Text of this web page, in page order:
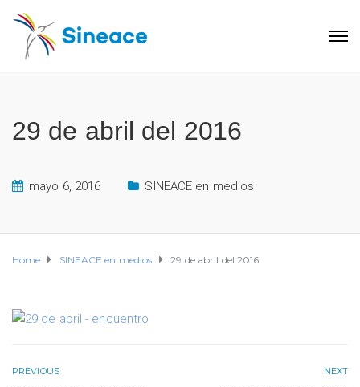
29 de abril del 2016
mayo 6, 2016 SINEACE en medios
Home SINEACE en medios 29 de abril del 2016
PREVIOUS NEXT